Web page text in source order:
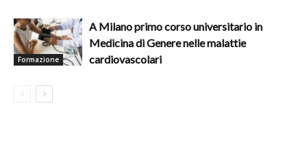
Formazione
A Milano primo corso universitario in
Medicina di Genere nelle malattie
cardiovascolari